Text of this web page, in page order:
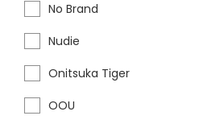
No Brand
Nudie
Onitsuka Tiger
OOU